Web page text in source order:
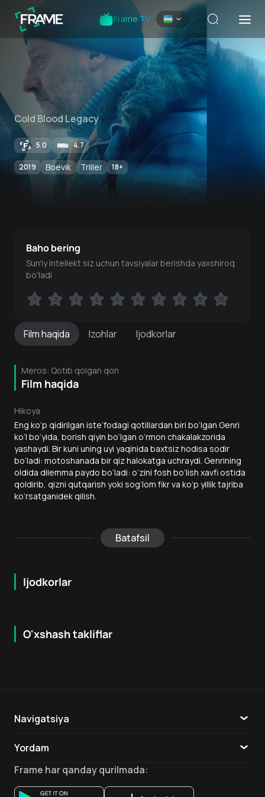
Frame TV
Cold Blood Legacy
5.0 4.7
2019 Boevik Triller 18+
Filmhaqida Izohlar Ijodkorlar
Meros: Qotib qolgan qon
Film haqida
Hikoya
Eng ko‘p qidirilgan iste’fodagi qotillardan biri bo‘lgan Genri
ko‘l bo‘yida, borish qiyin bo‘lgan o‘rmon chakalakzorida
yashaydi. Bir kuni uning uyi yaqinida baxtsiz hodisa sodir
bo‘ladi: motoshanada bir qiz halokatga uchraydi. Genrining
oldida dilemma paydo bo‘ladi: o‘zini fosh bo‘lish xavfi ostida
qoldirib, qizni qutqarish yoki sog‘lom fikr va ko‘p yillik tajriba
ko‘rsatganidek qilish.
Batafsil
Ijodkorlar
Baho bering
Sun'iy intellekt siz uchun tavsiyalar berishda yaxshiroq
bo'ladi
1 2 3 4 5 6 7 8 9 10
1 2 3 4 5 6 7 8 9 10
O'xshash takliflar
18 + 7.1
Navigatsiya
Yordam
Aloqa
Ilovalar
Frame har qanday qurilmada: